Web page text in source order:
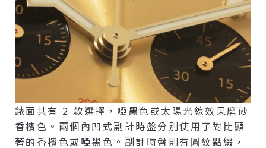
錶面共有 2 款選擇，啞黑色或太陽光線效果磨砂
香檳色。兩個內凹式副計時盤分別使用了對比顯
著的香檳色或啞黑色。副計時盤則有圓紋點綴，